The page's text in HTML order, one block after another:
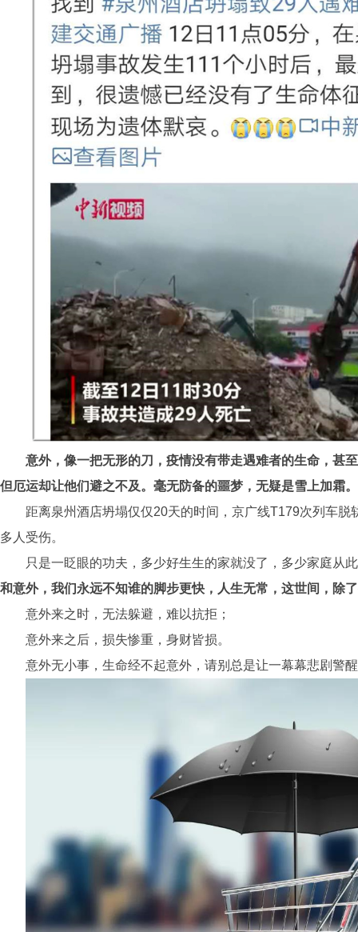
意外，像一把无形的刀，疫情没有带走遇难者的生命，甚
但厄运却让他们避之不及。毫无防备的噩梦，无疑是雪上加霜。
距离泉州酒店坍塌仅仅20天的时间，京广线T179次列车脱
多人受伤。
只是一眨眼的功夫，多少好生生的家就没了，多少家庭从
和意外，我们永远不知谁的脚步更快，人生无常，这世间，除
意外来之时，无法躲避，难以抗拒；
意外来之后，损失惨重，身财皆损。
意外无小事，生命经不起意外，请别总是让一幕幕悲剧警